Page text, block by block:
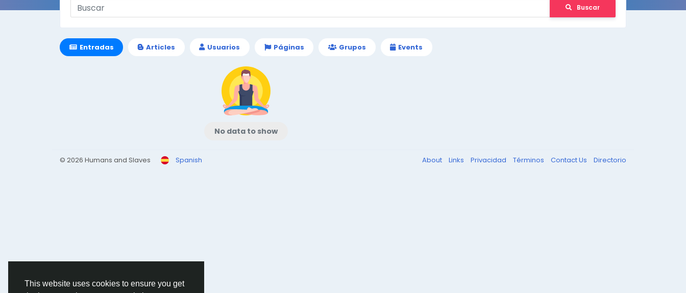
This website uses cookies to ensure you get
Buscar
Entradas Articles Usuarios Páginas Grupos Events
No data to show
© 2026 Humans and Slaves Spanish About Links Privacidad Términos Contact Us Directorio